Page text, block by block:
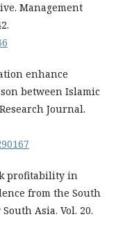
Management
enhance
between Islamic
Journal.
profitability in
from the South
Asia. Vol. 20.